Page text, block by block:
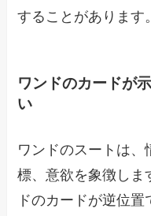
することがあります。
ワンドのカードが
い
ワンドのスートは、
標、意欲を象徴しま
ドのカードが逆位